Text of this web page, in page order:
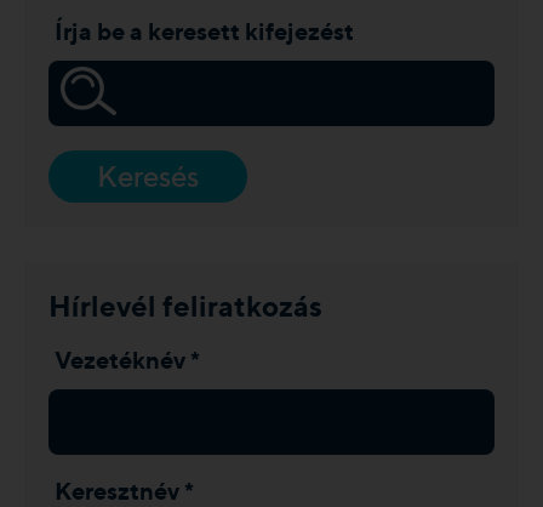
Írja be a keresett kifejezést
Keresés
Hírlevél feliratkozás
Vezetéknév *
Keresztnév *